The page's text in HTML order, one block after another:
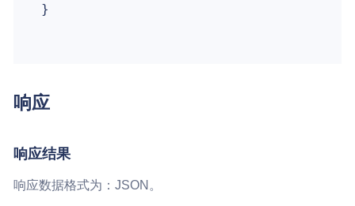
}
响应
响应结果
响应数据格式为：JSON。